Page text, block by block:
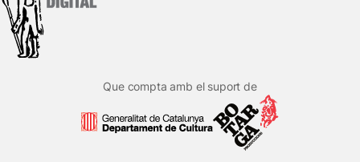
Que compta amb el suport de